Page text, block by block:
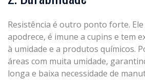
Resistência é outro ponto forte.
apodrece, é imune a cupins e tem
à umidade e a produtos químicos.
áreas com muita umidade,
longa e baixa necessidade de